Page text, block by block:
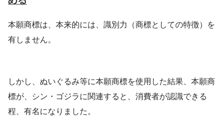
本願商標は、本来的には、識別力（商標としての特徴）を
有しません。
しかし、ぬいぐるみ等に本願商標を使用した結果、本願商
標が、シン・ゴジラに関連すると、消費者が認識できる
程、有名になりました。